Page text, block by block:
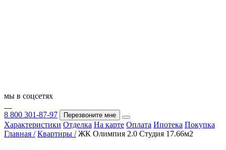
мы в соцсетях
8 800 301-87-97 Перезвоните мне
Характеристики Отделка На карте Оплата Ипотека Покупка
Главная / Квартиры / ЖК Олимпия 2.0 Студия 17.66м2